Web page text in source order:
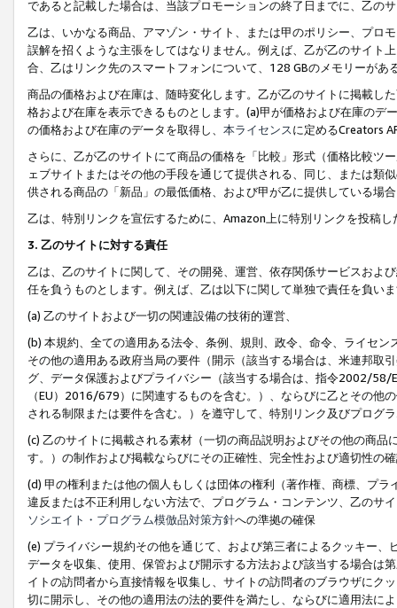
であると記載した場合は、当該プロモーションの終了日までに、乙の
乙は、いかなる商品、アマゾン・サイト、または甲のポリシー、プロ
誤解を招くような主張をしてはなりません。例えば、乙が乙のサイト
合、乙はリンク先のスマートフォンについて、128 GBのメモリーがあ
商品の価格および在庫は、随時変化します。乙が乙のサイトに掲載し
格および在庫を表示できるものとします。(a)甲が価格および在庫の
の価格および在庫のデータを取得し、 本ライセンスに定めるCreators
さらに、乙が乙のサイトにて商品の価格を「比較」形式（価格比較ツ
ェブサイトまたはその他の手段を通じて提供される、同じ、または類
供される商品の「新品」の最低価格、および甲が乙に提供している場
乙は、特別リンクを宣伝するために、Amazon上に特別リンクを投稿
3. 乙のサイトに対する責任
乙は、乙のサイトに関して、その開発、運営、依存関係サービスおよ
任を負うものとします。例えば、乙は以下に関して単独で責任を負い
(a) 乙のサイトおよび一切の関連設備の技術的運営、
(b) 本規約、全ての適用ある法令、条例、規則、政令、命令、ライセ
その他の適用ある政府当局の要件（開示（該当する場合は、米連邦取
グ、データ保護およびプライバシー（該当する場合は、指令2002/58/
（EU）2016/679）に関連するものを含む。）、ならびに乙とその他
される制限または要件を含む。）を遵守して、特別リンク及びプログ
(c) 乙のサイトに掲載される素材（一切の商品説明およびその他の商
す。）の制作および掲載ならびにその正確性、完全性および適切性の
(d) 甲の権利または他の個人もしくは団体の権利（著作権、商標、プ
違反または不正利用しない方法で、プログラム・コンテンツ、乙のサ
ソシエイト・プログラム模倣品対策方針への準拠の確保
(e) プライバシー規約その他を通じて、および第三者によるクッキー
データを収集、使用、保管および開示する方法および該当する場合は
イトの訪問者から直接情報を収集し、サイトの訪問者のブラウザにク
切に開示し、その他の適用法の法的要件を満たし、ならびに適用法に